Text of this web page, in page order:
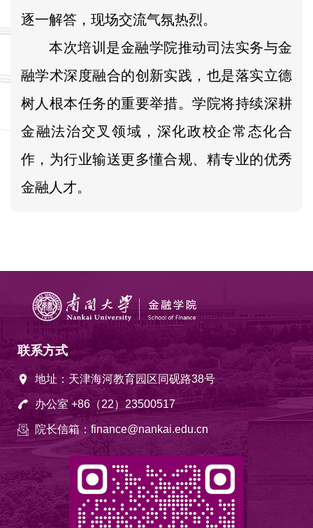
逐一解答，现场交流气氛热烈。
本次培训是金融学院推动司法实务与金
融学术深度融合的创新实践，也是落实立德
树人根本任务的重要举措。学院将持续深耕
金融法治交叉领域，深化政校企常态化合
作，为行业输送更多懂合规、精专业的优秀
金融人才。
联系方式
地址：天津海河教育园区同砚路38号
办公室 +86（22）23500517
院长信箱：finance@nankai.edu.cn